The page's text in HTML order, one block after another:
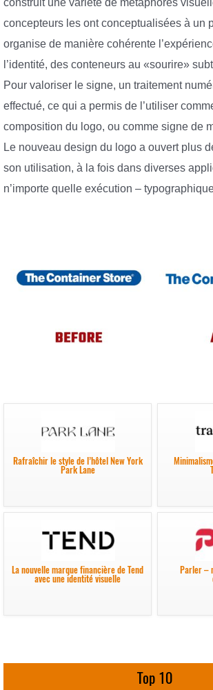
concepteurs les ont conceptualisées à un
organise de manière cohérente
l’identité, des conteneurs au «sourire»
Pour valoriser le signe, un traitement
effectué, ce qui a permis de l’utiliser
composition du logo, ou comme signe de
Le nouveau design du logo a ouvert plus
son utilisation, à la fois dans diverses
n’importe quelle exécution –
Rafraîchir le style de l’hôtel New York
Park Lane
La nouvelle marque financière de Tend
avec une identité visuelle
Parler –
Top 10